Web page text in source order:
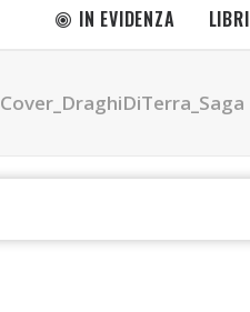
IN EVIDENZA LIBRI
Cover_DraghiDiTerra_Saga